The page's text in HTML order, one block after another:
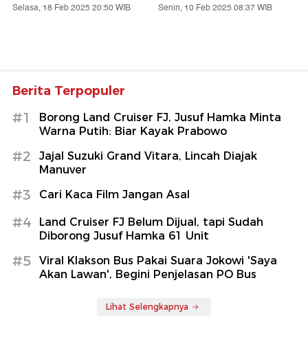
Selasa, 18 Feb 2025 20:50 WIB Senin, 10 Feb 2025 08:37 WIB
Berita Terpopuler
#1
Borong Land Cruiser FJ, Jusuf Hamka Minta
Warna Putih: Biar Kayak Prabowo
#2
Jajal Suzuki Grand Vitara, Lincah Diajak
Manuver
#3 Cari Kaca Film Jangan Asal
#4
Land Cruiser FJ Belum Dijual, tapi Sudah
Diborong Jusuf Hamka 61 Unit
#5
Viral Klakson Bus Pakai Suara Jokowi 'Saya
Akan Lawan', Begini Penjelasan PO Bus
Lihat Selengkapnya